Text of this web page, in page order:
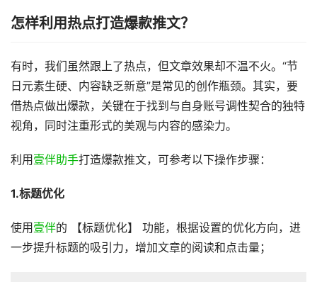
怎样利用热点打造爆款推文？
有时，我们虽然跟上了热点，但文章效果却不温不火。“节
日元素生硬、内容缺乏新意”是常见的创作瓶颈。其实，要
借热点做出爆款，关键在于找到与自身账号调性契合的独特
视角，同时注重形式的美观与内容的感染力。
利用 壹伴助手打造爆款推文，可参考以下操作步骤：
1.标题优化
使用 壹伴的 【标题优化】 功能，根据设置的优化方向，进
一步提升标题的吸引力，增加文章的阅读和点击量；